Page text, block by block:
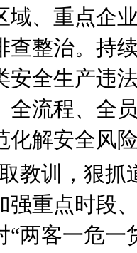
域、重点企
查整治。持
安全生产违
全流程、全
化解安全风
教训，狠抓
强重点时段
“两客一危一